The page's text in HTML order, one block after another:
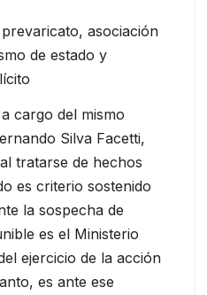
asociación
de estado y
cargo del mismo
Silva Facetti,
tratarse de hechos
es criterio sostenido
la sospecha de
es el Ministerio
ejercicio de la acción
es ante ese